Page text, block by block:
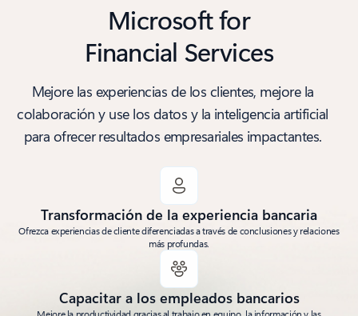
Microsoft for
Financial Services
Mejore las experiencias de los clientes, mejore la
colaboración y use los datos y la inteligencia artificial
para ofrecer resultados empresariales impactantes.
Transformación de la experiencia bancaria
Ofrezca experiencias de cliente diferenciadas a través de conclusiones y relaciones
más profundas.
Capacitar a los empleados bancarios
Mejore la productividad gracias al trabajo en equipo, la información y las